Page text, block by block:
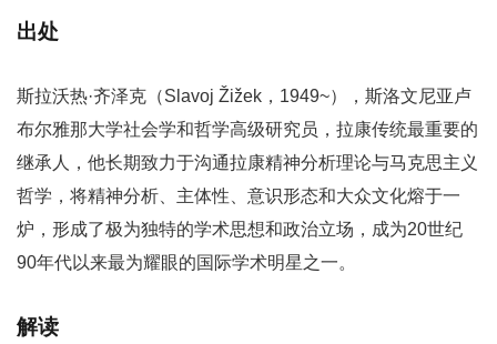
出处
斯拉沃热·齐泽克（Slavoj Žižek，1949~），斯洛文尼亚卢
布尔雅那大学社会学和哲学高级研究员，拉康传统最重要的
继承人，他长期致力于沟通拉康精神分析理论与马克思主义
哲学，将精神分析、主体性、意识形态和大众文化熔于一
炉，形成了极为独特的学术思想和政治立场，成为20世纪
90年代以来最为耀眼的国际学术明星之一。
解读